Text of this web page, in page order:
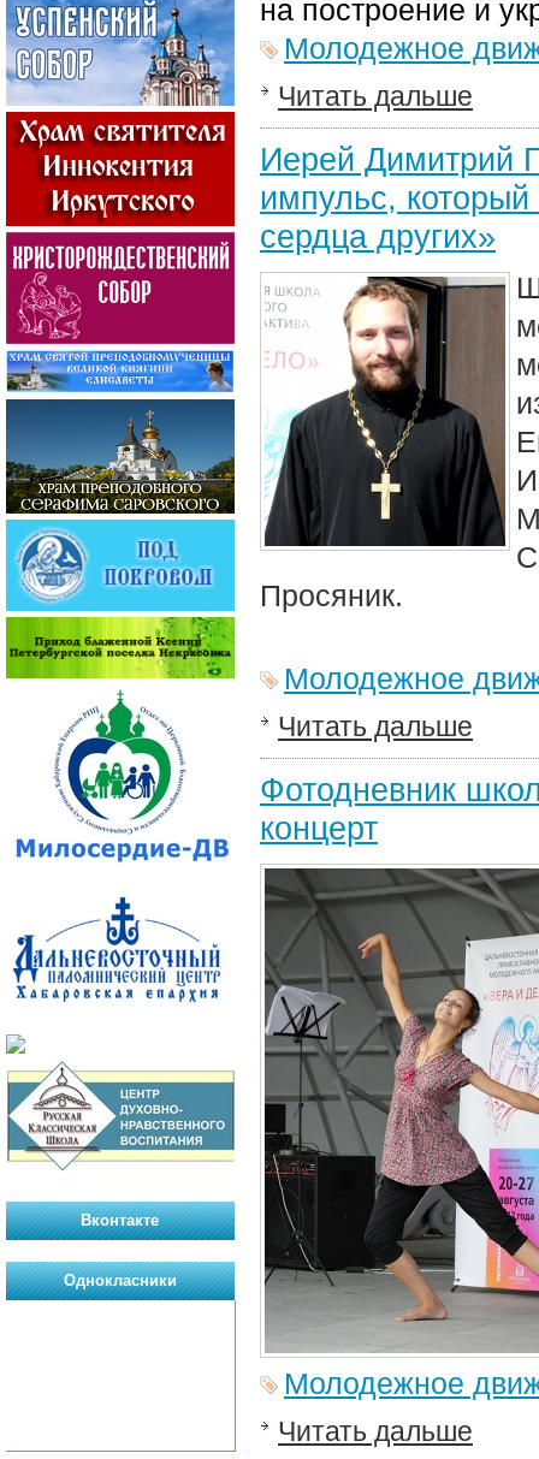
на построение и
Молодежное
Читать дальше
Иерей Димитрий
импульс,
сердца других»
Просяник.
Молодежное
Читать дальше
Фотодневник
концерт
Молодежное
Читать дальше
Вконтакте
Однокласники